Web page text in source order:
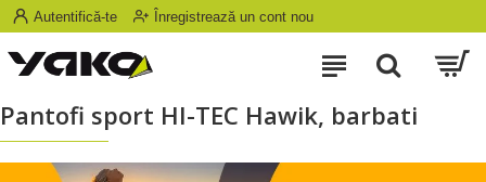
Autentifică-te Înregistrează un cont nou
Pantofi sport HI-TEC Hawik, barbati